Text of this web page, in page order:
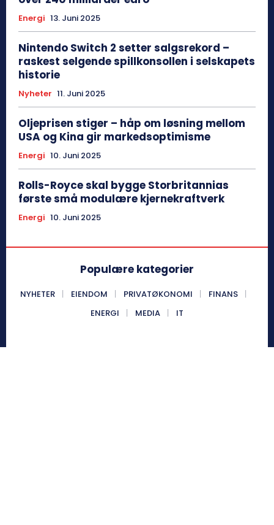
Energi 13. Juni 2025
Nintendo Switch 2 setter salgsrekord –
raskest selgende spillkonsollen i selskapets
historie
Nyheter 11. Juni 2025
Oljeprisen stiger – håp om løsning mellom
USA og Kina gir markedsoptimisme
Energi 10. Juni 2025
Rolls-Royce skal bygge Storbritannias
første små modulære kjernekraftverk
Energi 10. Juni 2025
Populære kategorier
NYHETER EIENDOM PRIVATØKONOMI
FINANS
ENERGI
MEDIA IT